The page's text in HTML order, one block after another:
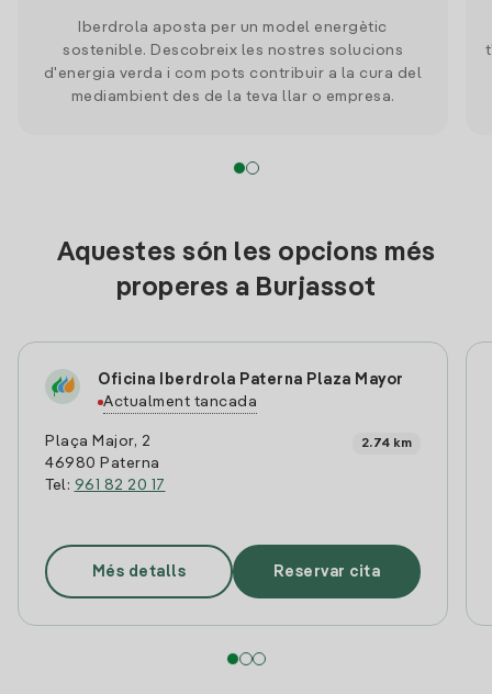
Iberdrola aposta per un model energètic
sostenible. Descobreix les nostres solucions
d'energia verda i com pots contribuir a la cura del
mediambient des de la teva llar o empresa.
Aquestes són les opcions més
properes a Burjassot
Oficina Iberdrola Paterna Plaza Mayor
Actualment tancada
Plaça Major, 2
46980 Paterna
Tel: 961 82 20 17
2.74 km
Més detalls Reservar cita